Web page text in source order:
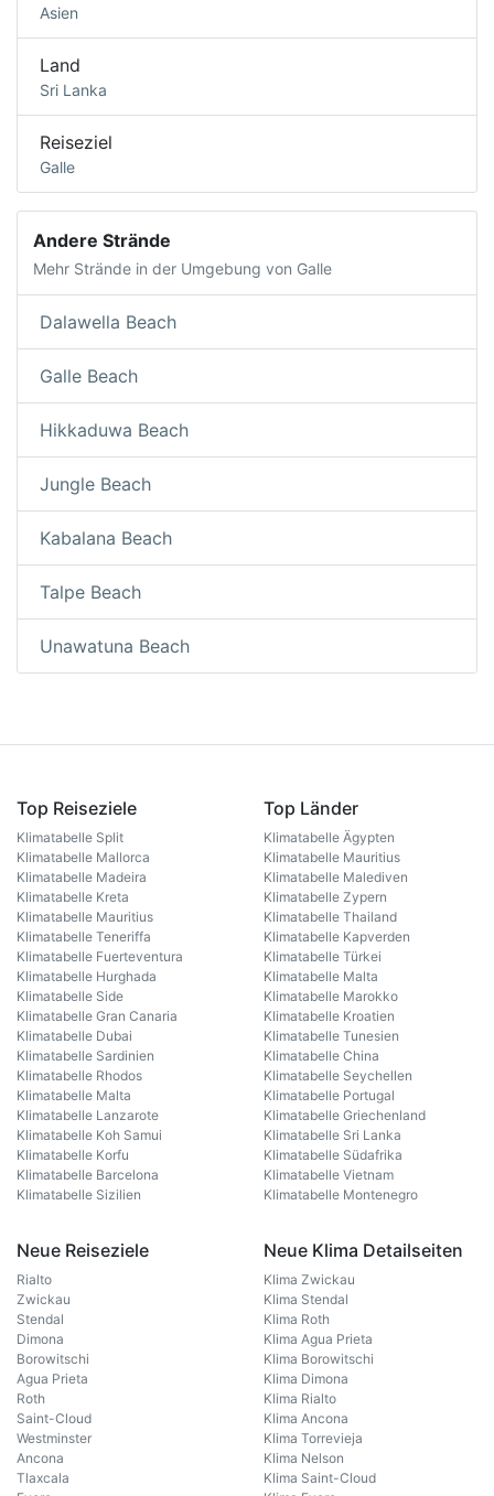
Asien
Land
Sri Lanka
Reiseziel
Galle
Andere Strände
Mehr Strände in der Umgebung von Galle
Dalawella Beach
Galle Beach
Hikkaduwa Beach
Jungle Beach
Kabalana Beach
Talpe Beach
Unawatuna Beach
Top Reiseziele
Klimatabelle Split
Klimatabelle Mallorca
Klimatabelle Madeira
Klimatabelle Kreta
Klimatabelle Mauritius
Klimatabelle Teneriffa
Klimatabelle Fuerteventura
Klimatabelle Hurghada
Klimatabelle Side
Klimatabelle Gran Canaria
Klimatabelle Dubai
Klimatabelle Sardinien
Klimatabelle Rhodos
Klimatabelle Malta
Klimatabelle Lanzarote
Klimatabelle Koh Samui
Klimatabelle Korfu
Klimatabelle Barcelona
Klimatabelle Sizilien
Top Länder
Klimatabelle Ägypten
Klimatabelle Mauritius
Klimatabelle Malediven
Klimatabelle Zypern
Klimatabelle Thailand
Klimatabelle Kapverden
Klimatabelle Türkei
Klimatabelle Malta
Klimatabelle Marokko
Klimatabelle Kroatien
Klimatabelle Tunesien
Klimatabelle China
Klimatabelle Seychellen
Klimatabelle Portugal
Klimatabelle Griechenland
Klimatabelle Sri Lanka
Klimatabelle Südafrika
Klimatabelle Vietnam
Klimatabelle Montenegro
Neue Reiseziele
Rialto
Zwickau
Stendal
Dimona
Borowitschi
Agua Prieta
Roth
Saint-Cloud
Westminster
Ancona
Tlaxcala
Neue Klima Detailseiten
Klima Zwickau
Klima Stendal
Klima Roth
Klima Agua Prieta
Klima Borowitschi
Klima Dimona
Klima Rialto
Klima Ancona
Klima Torrevieja
Klima Nelson
Klima Saint-Cloud